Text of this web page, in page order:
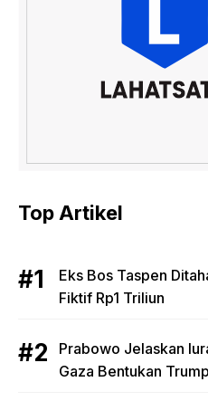
Top Artikel
Eks Bos Taspen
Fiktif Rp1 Triliun
Prabowo Jelaskan
Gaza Bentukan Trump